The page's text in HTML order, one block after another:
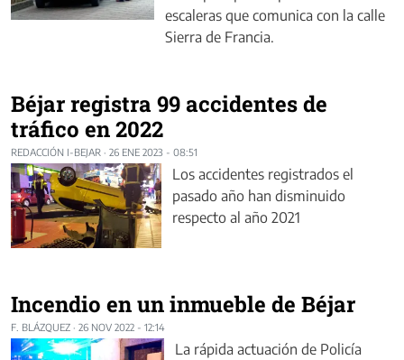
escaleras que comunica con la calle
Sierra de Francia.
Béjar registra 99 accidentes de
tráfico en 2022
REDACCIÓN I-BEJAR · 26 ENE 2023 - 08:51
Los accidentes registrados el
pasado año han disminuido
respecto al año 2021
Incendio en un inmueble de Béjar
F. BLÁZQUEZ · 26 NOV 2022 - 12:14
La rápida actuación de Policía